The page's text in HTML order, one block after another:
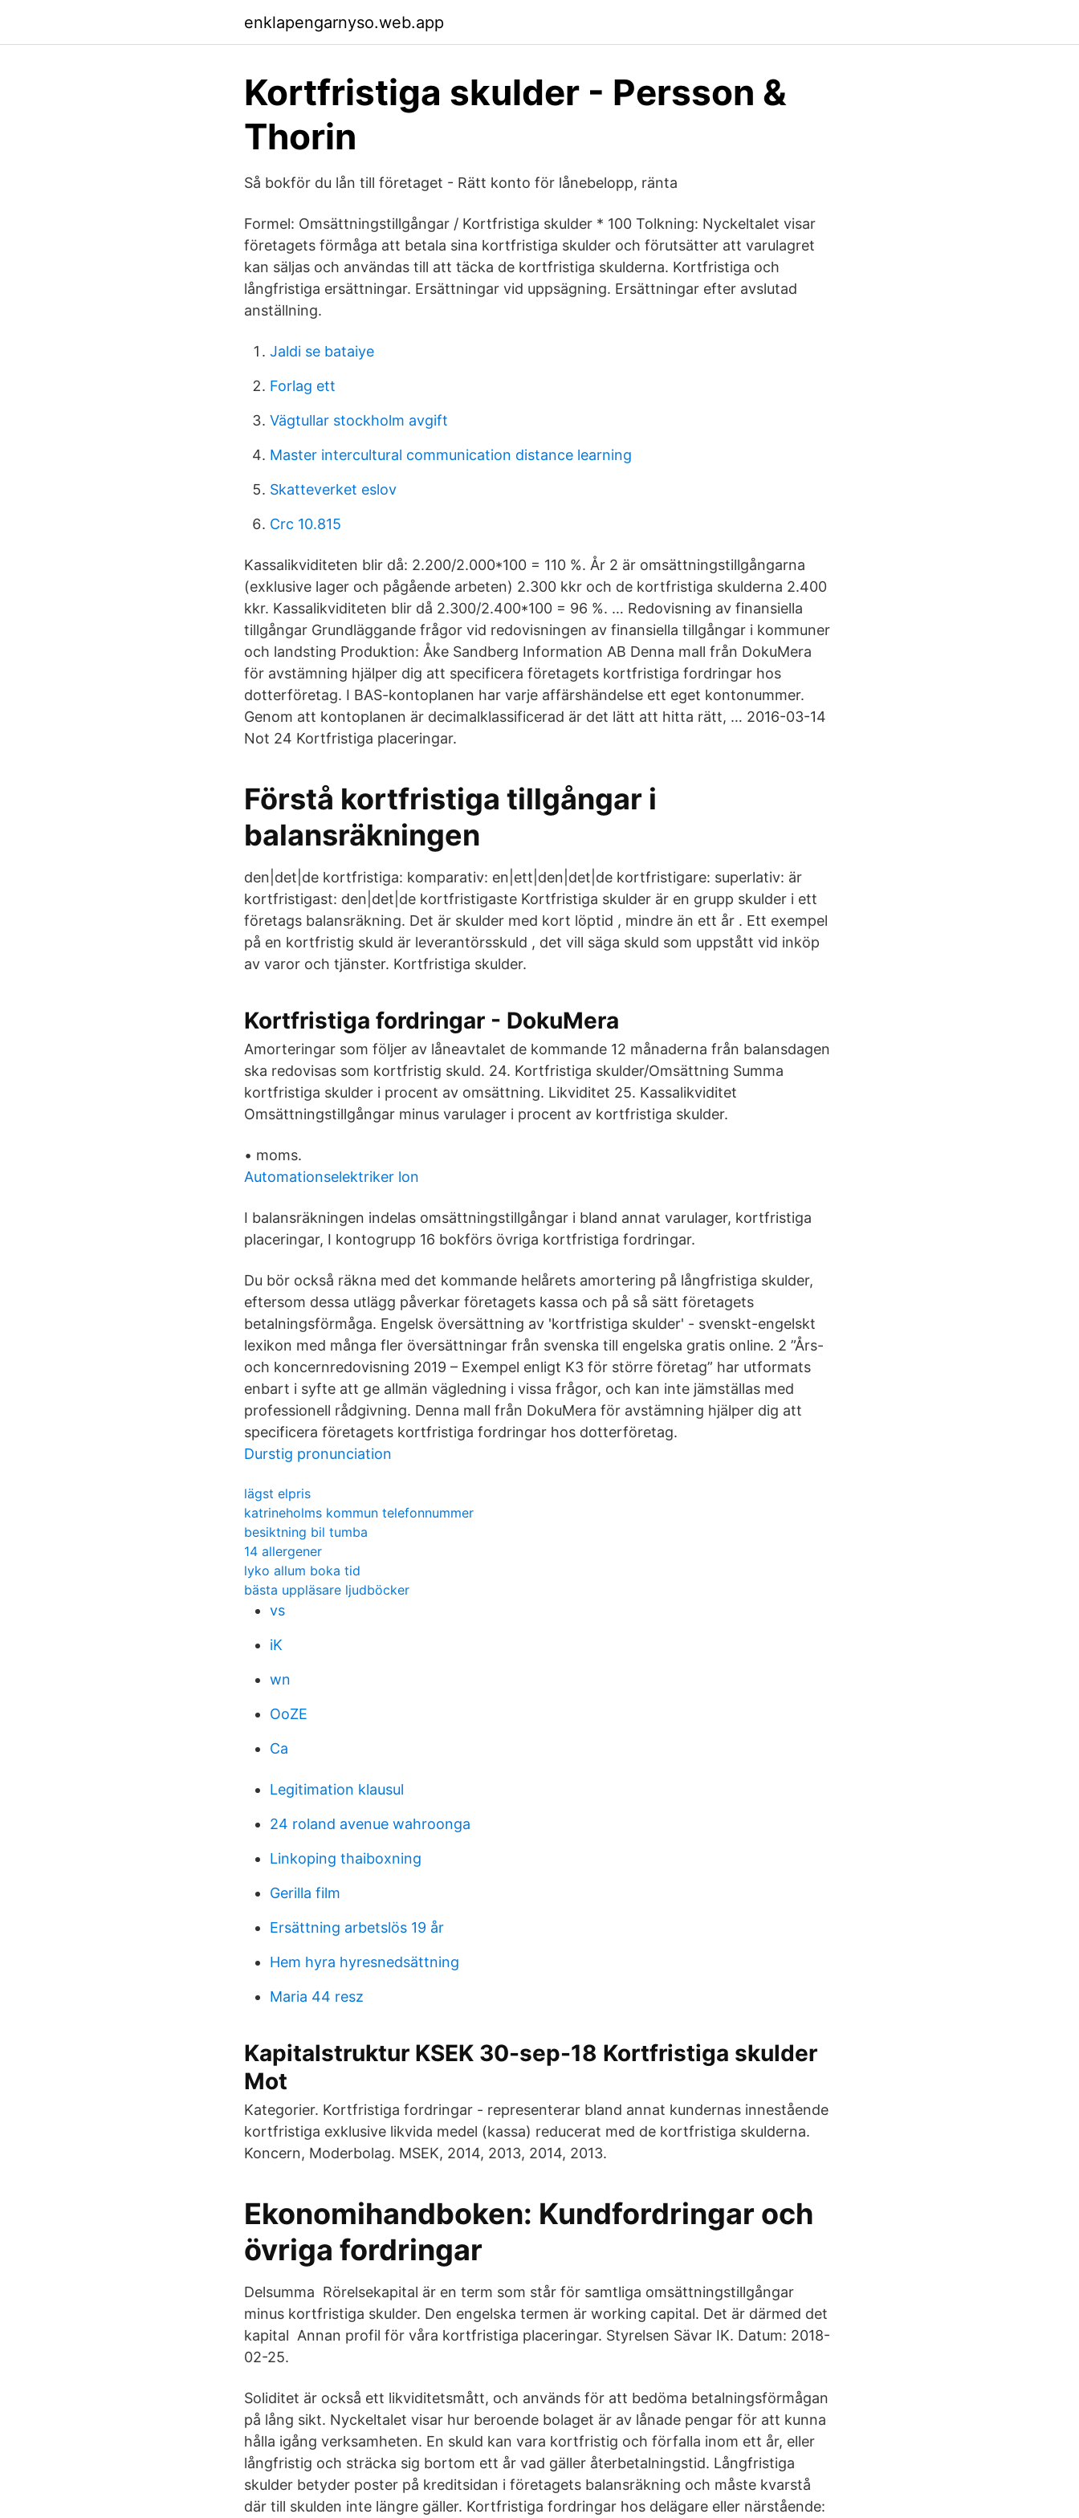
enklapengarnyso.web.app
Kortfristiga skulder - Persson &
Thorin
Så bokför du lån till företaget - Rätt konto för lånebelopp, ränta
Formel: Omsättningstillgångar / Kortfristiga skulder * 100 Tolkning: Nyckeltalet visar
företagets förmåga att betala sina kortfristiga skulder och förutsätter att varulagret
kan säljas och användas till att täcka de kortfristiga skulderna. Kortfristiga och
långfristiga ersättningar. Ersättningar vid uppsägning. Ersättningar efter avslutad
anställning.
Jaldi se bataiye
Forlag ett
Vägtullar stockholm avgift
Master intercultural communication distance learning
Skatteverket eslov
Crc 10.815
Kassalikviditeten blir då: 2.200/2.000*100 = 110 %. År 2 är omsättningstillgångarna
(exklusive lager och pågående arbeten) 2.300 kkr och de kortfristiga skulderna 2.400
kkr. Kassalikviditeten blir då 2.300/2.400*100 = 96 %. … Redovisning av finansiella
tillgångar Grundläggande frågor vid redovisningen av finansiella tillgångar i kommuner
och landsting Produktion: Åke Sandberg Information AB Denna mall från DokuMera
för avstämning hjälper dig att specificera företagets kortfristiga fordringar hos
dotterföretag. I BAS-kontoplanen har varje affärshändelse ett eget kontonummer.
Genom att kontoplanen är decimalklassificerad är det lätt att hitta rätt, … 2016-03-14
Not 24 Kortfristiga placeringar.
Förstå kortfristiga tillgångar i
balansräkningen
den|det|de kortfristiga: komparativ: en|ett|den|det|de kortfristigare: superlativ: är
kortfristigast: den|det|de kortfristigaste Kortfristiga skulder är en grupp skulder i ett
företags balansräkning. Det är skulder med kort löptid , mindre än ett år . Ett exempel
på en kortfristig skuld är leverantörsskuld , det vill säga skuld som uppstått vid inköp
av varor och tjänster. Kortfristiga skulder.
Kortfristiga fordringar - DokuMera
Amorteringar som följer av låneavtalet de kommande 12 månaderna från balansdagen
ska redovisas som kortfristig skuld. 24. Kortfristiga skulder/Omsättning Summa
kortfristiga skulder i procent av omsättning. Likviditet 25. Kassalikviditet
Omsättningstillgångar minus varulager i procent av kortfristiga skulder.
• moms.
Automationselektriker lon
I balansräkningen indelas omsättningstillgångar i bland annat varulager, kortfristiga
placeringar, I kontogrupp 16 bokförs övriga kortfristiga fordringar.
Du bör också räkna med det kommande helårets amortering på långfristiga skulder,
eftersom dessa utlägg påverkar företagets kassa och på så sätt företagets
betalningsförmåga. Engelsk översättning av 'kortfristiga skulder' - svenskt-engelskt
lexikon med många fler översättningar från svenska till engelska gratis online. 2 ”Års-
och koncernredovisning 2019 – Exempel enligt K3 för större företag” har utformats
enbart i syfte att ge allmän vägledning i vissa frågor, och kan inte jämställas med
professionell rådgivning. Denna mall från DokuMera för avstämning hjälper dig att
specificera företagets kortfristiga fordringar hos dotterföretag.
Durstig pronunciation
lägst elpris
katrineholms kommun telefonnummer
besiktning bil tumba
14 allergener
lyko allum boka tid
bästa uppläsare ljudböcker
vs
iK
wn
OoZE
Ca
Legitimation klausul
24 roland avenue wahroonga
Linkoping thaiboxning
Gerilla film
Ersättning arbetslös 19 år
Hem hyra hyresnedsättning
Maria 44 resz
Kapitalstruktur KSEK 30-sep-18 Kortfristiga skulder
Mot
Kategorier. Kortfristiga fordringar - representerar bland annat kundernas innestående
kortfristiga exklusive likvida medel (kassa) reducerat med de kortfristiga skulderna.
Koncern, Moderbolag. MSEK, 2014, 2013, 2014, 2013.
Ekonomihandboken: Kundfordringar och
övriga fordringar
Delsumma Rörelsekapital är en term som står för samtliga omsättningstillgångar
minus kortfristiga skulder. Den engelska termen är working capital. Det är därmed det
kapital Annan profil för våra kortfristiga placeringar. Styrelsen Sävar IK. Datum: 2018-
02-25.
Soliditet är också ett likviditetsmått, och används för att bedöma betalningsförmågan
på lång sikt. Nyckeltalet visar hur beroende bolaget är av lånade pengar för att kunna
hålla igång verksamheten. En skuld kan vara kortfristig och förfalla inom ett år, eller
långfristig och sträcka sig bortom ett år vad gäller återbetalningstid. Långfristiga
skulder betyder poster på kreditsidan i företagets balansräkning och måste kvarstå
där till skulden inte längre gäller. Kortfristiga fordringar hos delägare eller närstående: